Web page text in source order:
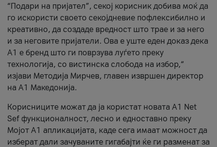
“Подари на пријател”, секој корисник добива моќ да
го искористи своето секојдневие пофлексибилно и
креативно, да создаде вредност што трае и за него
и за неговите пријатели. Ова е уште еден доказ дека
А1 е бренд што ги поврзува луѓето преку
технологија, со вистинска слобода на избор,“
изјави Методија Мирчев, главен извршен директор
на А1 Македонија.
Корисниците можат да ја користат новата А1 Net
Sef функционалност, лесно и едноставно преку
Мојот А1 апликацијата, каде сега имаат можност да
изберат дали зачуваните гигабајти ќе ги разменат за